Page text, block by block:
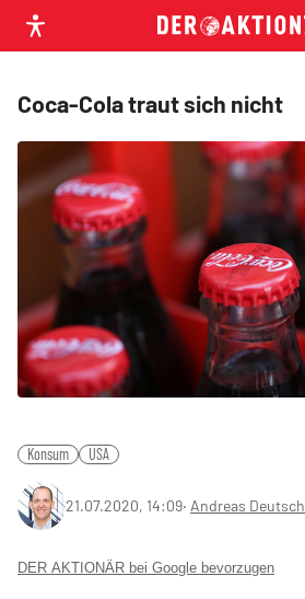
Coca-Cola traut sich nicht
Konsum USA
21.07.2020, 14:09‧ Andreas Deutsch
DER AKTIONÄR bei Google bevorzugen